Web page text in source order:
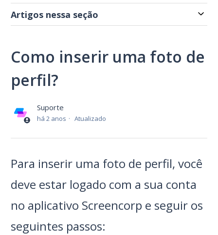
Artigos nessa seção
Como inserir uma foto de
perfil?
Suporte
há 2 anos Atualizado
Para inserir uma foto de perfil, você
deve estar logado com a sua conta
no aplicativo Screencorp e seguir os
seguintes passos: